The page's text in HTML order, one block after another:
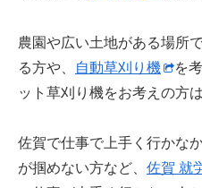
農園や広い土地がある場所
る方や、
自動草刈り機
を
ット草刈り機をお考えの方
佐賀で仕事で上手く行かな
が掴めない方など、 佐賀 就